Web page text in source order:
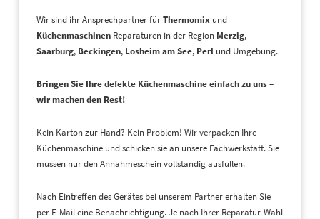
Wir sind ihr Ansprechpartner fürThermomix und
Küchenmaschinen Reparaturen in der Region Merzig,
Saarburg, Beckingen, Losheim am See, Perl und Umgebung.
Bringen Sie Ihre defekte Küchenmaschine einfach zu uns –
wir machen den Rest!
Kein Karton zur Hand? Kein Problem! Wir verpacken Ihre
Küchenmaschine und schicken sie an unsere Fachwerkstatt. Sie
müssen nur den Annahmeschein vollständig ausfüllen.
Nach Eintreffen des Gerätes bei unserem Partner erhalten Sie
per E-Mail eine Benachrichtigung. Je nach Ihrer Reparatur-Wahl